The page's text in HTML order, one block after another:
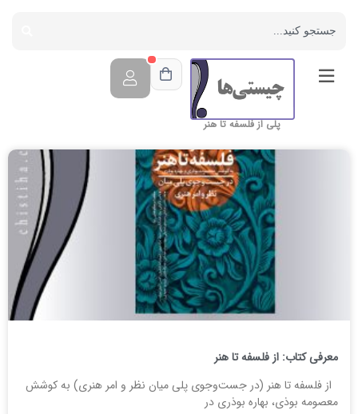
پلی از فلسفه تا هنر
معرفی کتاب: از فلسفه تا هنر
از فلسفه تا هنر (در جست‌وجوی پلی میان نظر و امر هنری) به کوشش
معصومه بوذی، بهاره بوذری در